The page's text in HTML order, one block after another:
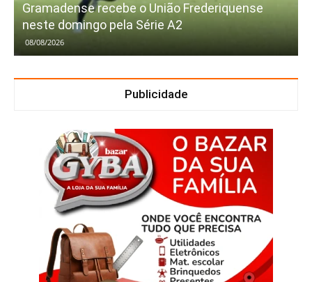
Gramadense recebe o União Frederiquense
neste domingo pela Série A2
08/08/2026
Publicidade